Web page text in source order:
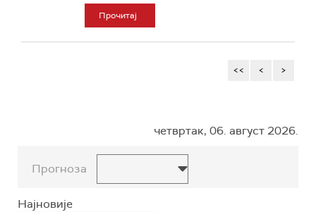
Прочитај
<< < >
четвртак, 06. август 2026.
Прогноза
Најновије